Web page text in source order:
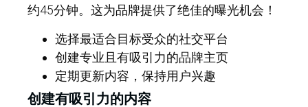
约45分钟。这为品牌提供了绝佳的曝光机会！
选择最适合目标受众的社交平台
创建专业且有吸引力的品牌主页
定期更新内容，保持用户兴趣
创建有吸引力的内容